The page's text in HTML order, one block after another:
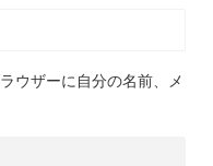
ウザーに自分の名前、メ